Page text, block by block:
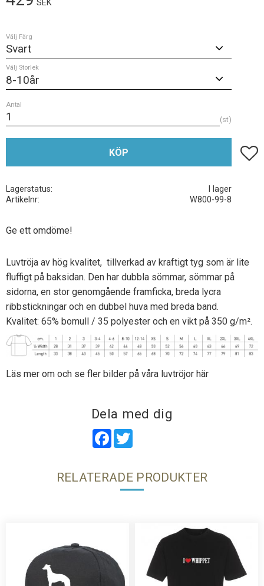
SEK
Välj Färg
Välj Storlek
Antal
st
KÖP Lägg
Lagerstatus
I lager
Artikelnr
W800-99-8
Ge ett omdöme!
Luvtröja av hög kvalitet, tillverkad av kraftigt tyg som är lite
fluffigt på baksidan. Den har dubbla sömmar, sömmar på
sidorna, en stor genomgående framficka, breda lycra
ribbstickningar och en dubbel huva med breda band.
Kvalitet: 65% bomull / 35 polyester och en vikt på 350 g/m².
Läs mer om och se fler bilder på våra luvtröjor här
Dela med dig
Facebook
RELATERADE PRODUKTER